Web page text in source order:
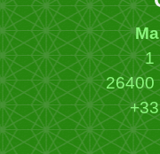
1
26400